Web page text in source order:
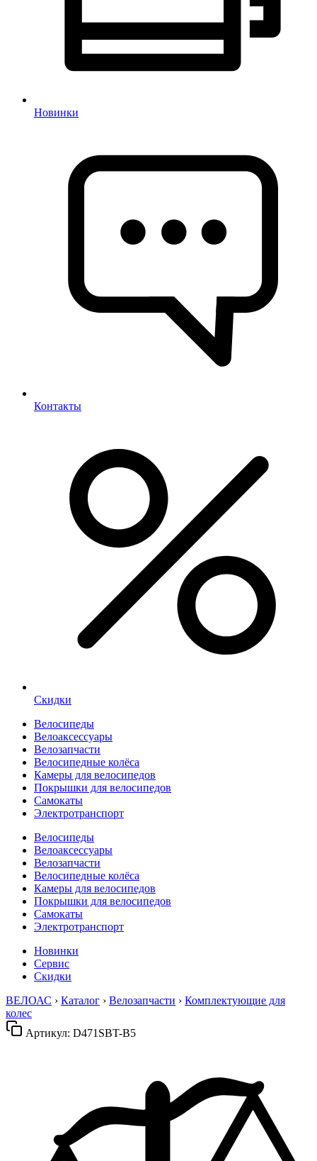
Новинки
Контакты
Скидки
Велосипеды
Велоаксессуары
Велозапчасти
Велосипедные колёса
Камеры для велосипедов
Покрышки для велосипедов
Самокаты
Электротранспорт
Велосипеды
Велоаксессуары
Велозапчасти
Велосипедные колёса
Камеры для велосипедов
Покрышки для велосипедов
Самокаты
Электротранспорт
Новинки
Сервис
Скидки
ВЕЛОАС › Каталог › Велозапчасти › Комплектующие для
колес
Артикул: D471SBT-B5